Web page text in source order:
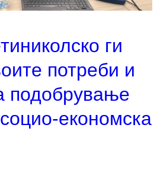
ги
потреби и
подобрување
економска